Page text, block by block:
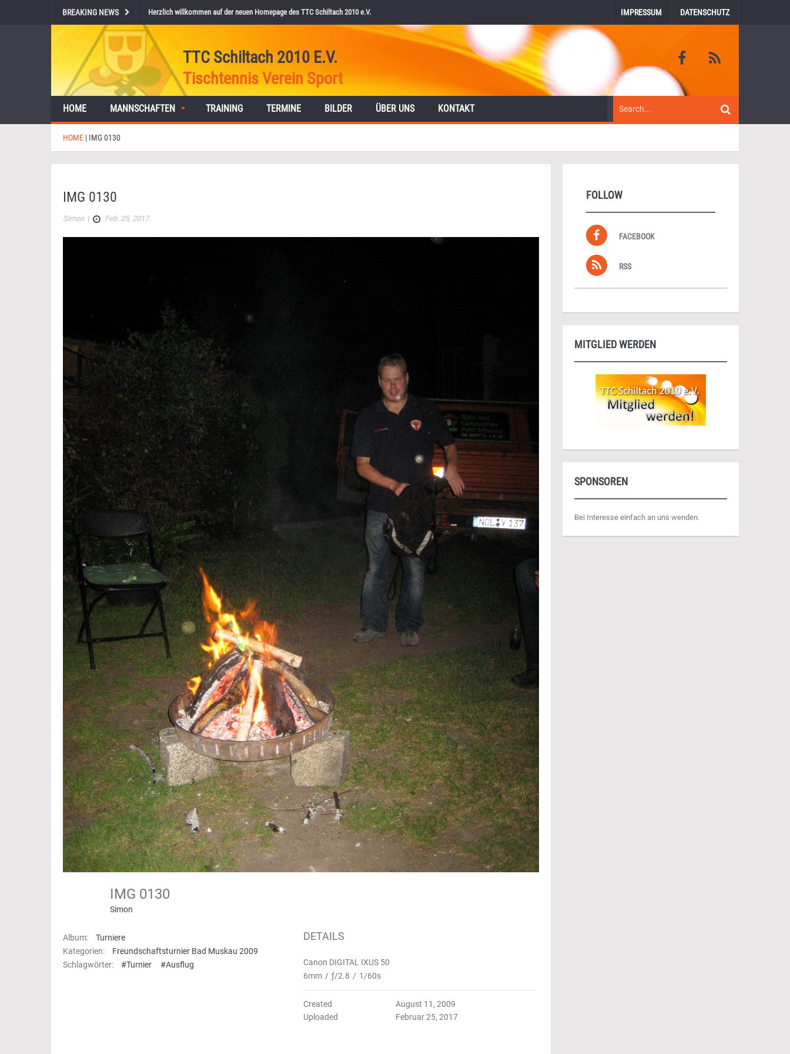
BREAKING NEWS Herzlich willkommen auf der neuen Homepage des TTC Schiltach 2010 e.V. IMPRESSUM DATENSCHUTZ
TTC Schiltach 2010 E.V.
Tischtennis Verein Sport
HOME MANNSCHAFTEN TRAINING TERMINE BILDER ÜBER UNS KONTAKT
HOME | IMG 0130
IMG 0130
Simon| Feb. 25, 2017
IMG 0130
Simon
Album:
Turniere
Kategorien:
Freundschaftsturnier Bad Muskau 2009
Schlagwörter:
#Turnier #Ausflug
DETAILS
Canon DIGITAL IXUS 50
6mm / ƒ/2.8 / 1/60s
Created
August 11, 2009
Uploaded
Februar 25, 2017
FOLLOW
FACEBOOK
RSS
MITGLIED WERDEN
SPONSOREN
Bei Interesse einfach an uns wenden.